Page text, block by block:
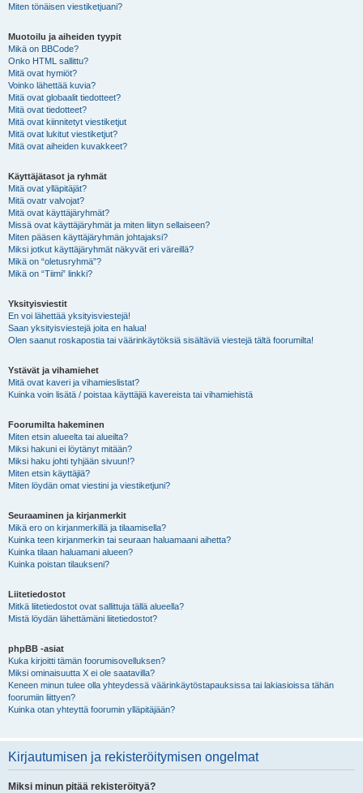
Miten tönäisen viestiketjuani?
Muotoilu ja aiheiden tyypit
Mikä on BBCode?
Onko HTML sallittu?
Mitä ovat hymiöt?
Voinko lähettää kuvia?
Mitä ovat globaalit tiedotteet?
Mitä ovat tiedotteet?
Mitä ovat kiinnitetyt viestiketjut
Mitä ovat lukitut viestiketjut?
Mitä ovat aiheiden kuvakkeet?
Käyttäjätasot ja ryhmät
Mitä ovat ylläpitäjät?
Mitä ovatr valvojat?
Mitä ovat käyttäjäryhmät?
Missä ovat käyttäjäryhmät ja miten liityn sellaiseen?
Miten pääsen käyttäjäryhmän johtajaksi?
Miksi jotkut käyttäjäryhmät näkyvät eri väreillä?
Mikä on “oletusryhmä”?
Mikä on “Tiimi” linkki?
Yksityisviestit
En voi lähettää yksityisviestejä!
Saan yksityisviestejä joita en halua!
Olen saanut roskapostia tai väärinkäytöksiä sisältäviä viestejä tältä foorumilta!
Ystävät ja vihamiehet
Mitä ovat kaveri ja vihamieslistat?
Kuinka voin lisätä / poistaa käyttäjiä kavereista tai vihamiehistä
Foorumilta hakeminen
Miten etsin alueelta tai alueilta?
Miksi hakuni ei löytänyt mitään?
Miksi haku johti tyhjään sivuun!?
Miten etsin käyttäjiä?
Miten löydän omat viestini ja viestiketjuni?
Seuraaminen ja kirjanmerkit
Mikä ero on kirjanmerkillä ja tilaamisella?
Kuinka teen kirjanmerkin tai seuraan haluamaani aihetta?
Kuinka tilaan haluamani alueen?
Kuinka poistan tilaukseni?
Liitetiedostot
Mitkä liitetiedostot ovat sallittuja tällä alueella?
Mistä löydän lähettämäni liitetiedostot?
phpBB -asiat
Kuka kirjoitti tämän foorumisovelluksen?
Miksi ominaisuutta X ei ole saatavilla?
Keneen minun tulee olla yhteydessä väärinkäytöstapauksissa tai lakiasioissa tähän
foorumiin liittyen?
Kuinka otan yhteyttä foorumin ylläpitäjään?
Kirjautumisen ja rekisteröitymisen ongelmat
Miksi minun pitää rekisteröityä?